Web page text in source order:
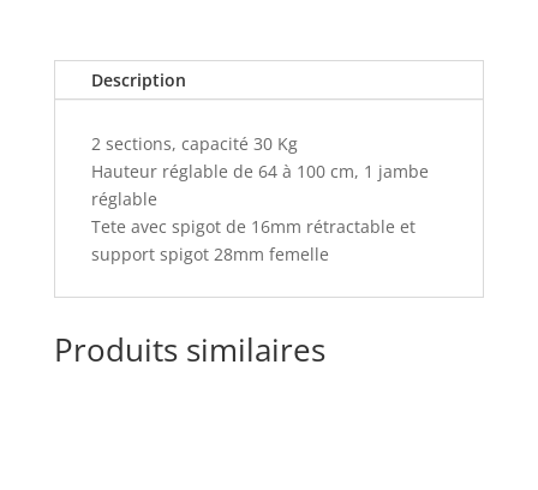
Description
2 sections, capacité 30 Kg
Hauteur réglable de 64 à 100 cm, 1 jambe
réglable
Tete avec spigot de 16mm rétractable et
support spigot 28mm femelle
Produits similaires